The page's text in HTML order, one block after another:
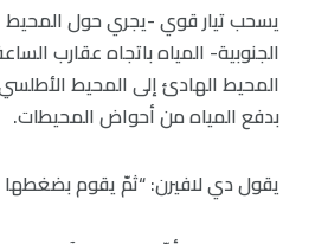
يسحب تيار قوي -يجري حول المحيط
الجنوبية- المياه باتجاه عقارب
المحيط الهادئ إلى المحيط
بدفع المياه من أحواض المحيطات.
يقول دي لافيرن: “ثمّ يقوم بضغطها